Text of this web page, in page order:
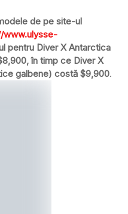
de pe site-ul
www.ulysse-
pentru Diver X Antarctica
în timp ce Diver X
galbene) costă $9,900.